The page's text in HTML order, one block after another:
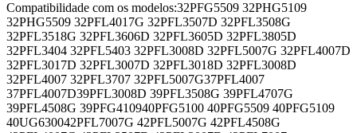
Compatibilidade com os modelos:32PFG5509 32PHG5109
32PHG5509 32PFL4017G 32PFL3507D 32PFL3508G
32PFL3518G 32PFL3606D 32PFL3605D 32PFL3805D
32PFL3404 32PFL5403 32PFL3008D 32PFL5007G 32PFL4007D
32PFL3017D 32PFL3007D 32PFL3018D 32PFL3008D
32PFL4007 32PFL3707 32PFL5007G37PFL4007
37PFL4007D39PFL3008D 39PFL3508G 39PFL4707G
39PFL4508G 39PFG410940PFG5100 40PFG5509 40PFG5109
40UG630042PFL7007G 42PFL5007G 42PFL4508G